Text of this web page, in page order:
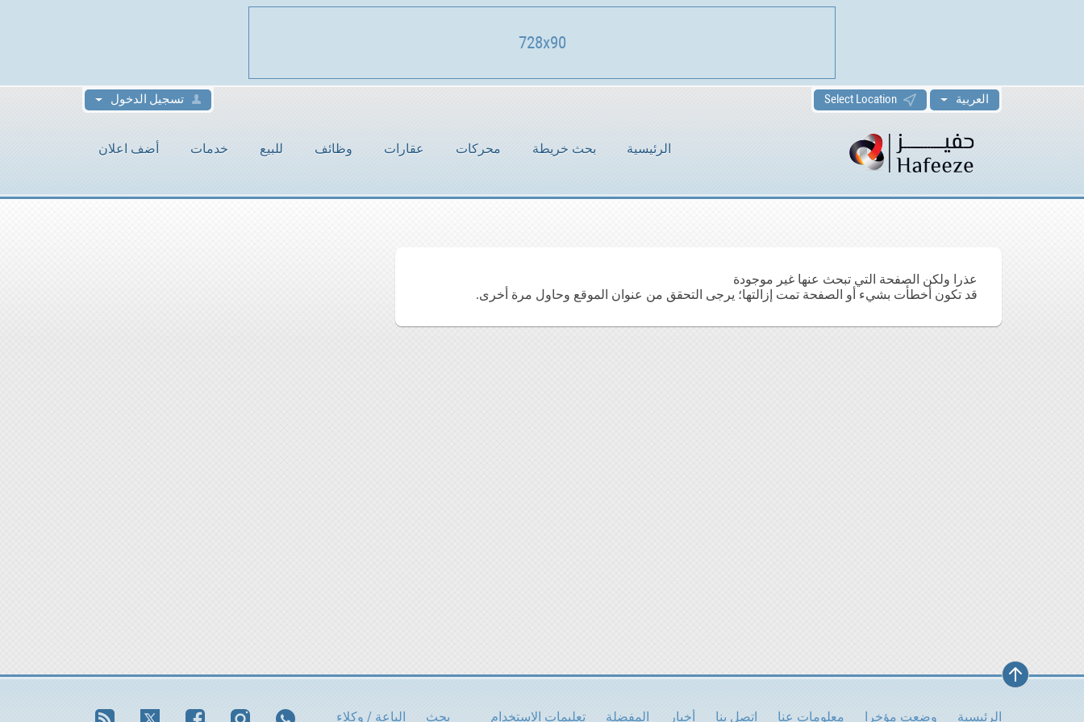
العربية Select Location تسجيل الدخول
الرئيسية بحث خريطة محركات عقارات وظائف للبيع خدمات أضف اعلان
عذرا ولكن الصفحة التي تبحث عنها غير موجودة
قد تكون أخطأت بشيء أو الصفحة تمت إزالتها؛ يرجى التحقق من عنوان الموقع وحاول مرة أخرى.
728x90
الرئيسية وضعت مؤخرا معلومات عنا اتصل بنا أخبار المفضلة تعليمات الاستخدام بحث الباعة / وكلاء